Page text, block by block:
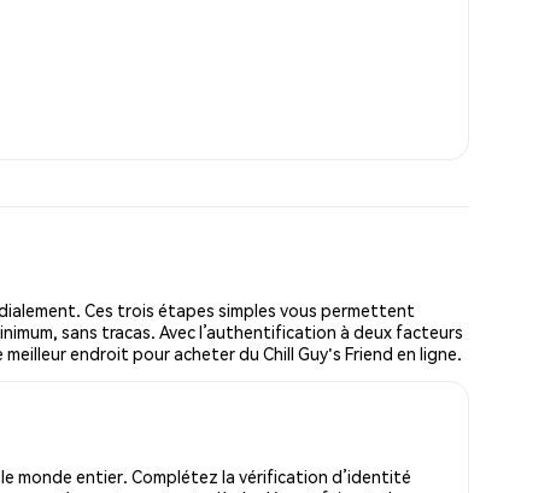
Ces trois étapes simples vous permettent
sans tracas. Avec l’authentification à deux facteurs
endroit pour acheter du Chill Guy's Friend en ligne.
le monde entier. Complétez la vérification d’identité